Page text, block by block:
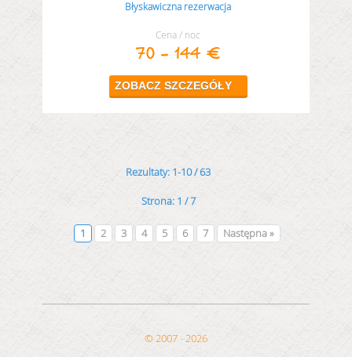
Błyskawiczna rezerwacja
Cena / noc
70 - 144 €
1-10 / 63
1 / 7
1 2 3 4 5 6 7 Następna »
© 2007 - 2026